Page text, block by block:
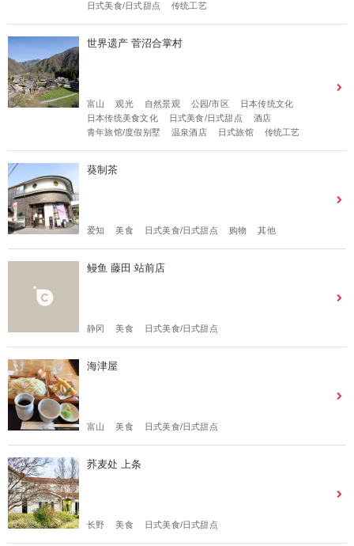
日式美食/日式甜点
传统工艺
世界遗产 菅沼合掌村
富山 观光 自然景观 公园/市区
日本传统文化
日本传统美食文化
日式美食/日式甜点
酒店
青年旅馆/度假别墅
温泉酒店 日式旅馆 传统工艺
葵制茶
爱知 美食 日式美食/日式甜点 购物 其他
鳗鱼 藤田 站前店
静冈 美食 日式美食/日式甜点
海津屋
富山 美食 日式美食/日式甜点
荞麦处 上条
长野 美食 日式美食/日式甜点